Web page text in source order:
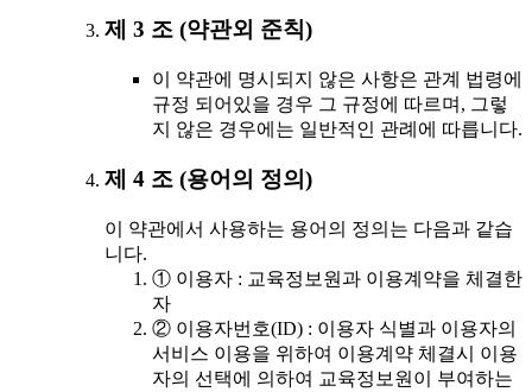
제 3 조 (약관외 준칙)
이 약관에 명시되지 않은 사항은 관계 법령에
규정 되어있을 경우 그 규정에 따르며, 그렇
지 않은 경우에는 일반적인 관례에 따릅니다.
제 4 조 (용어의 정의)
이 약관에서 사용하는 용어의 정의는 다음과 같습
니다.
① 이용자 : 교육정보원과 이용계약을 체결한
자
② 이용자번호(ID) : 이용자 식별과 이용자의
서비스 이용을 위하여 이용계약 체결시 이용
자의 선택에 의하여 교육정보원이 부여하는